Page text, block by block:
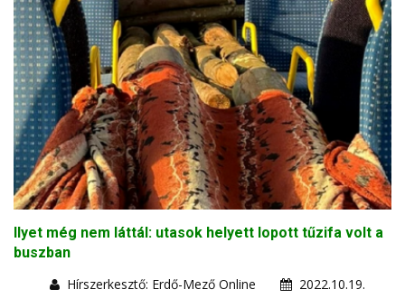
Ilyet még nem láttál: utasok helyett lopott tűzifa volt a
buszban
Hírszerkesztő: Erdő-Mező Online
2022.10.19.